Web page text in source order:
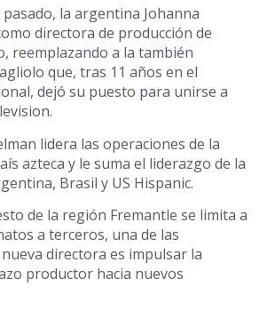
la argentina Johanna
directora de producción de
reemplazando a la también
que, tras 11 años en el
dejó su puesto para unirse a
lidera las operaciones de la
azteca y le suma el liderazgo de la
Brasil y US Hispanic.
de la región Fremantle se limita a
a terceros, una de las
directora es impulsar la
productor hacia nuevos